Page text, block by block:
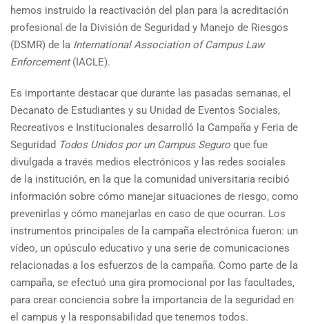
hemos instruido la reactivación del plan para la acreditación
profesional de la División de Seguridad y Manejo de Riesgos
(DSMR) de la International Association of Campus Law
Enforcement(IACLE).
Es importante destacar que durante las pasadas semanas, el
Decanato de Estudiantes y su Unidad de Eventos Sociales,
Recreativos e Institucionales desarrolló la Campaña y Feria de
Seguridad Todos Unidos por un Campus Seguro que fue
divulgada a través medios electrónicos y las redes sociales
de la institución, en la que la comunidad universitaria recibió
información sobre cómo manejar situaciones de riesgo, como
prevenirlas y cómo manejarlas en caso de que ocurran. Los
instrumentos principales de la campaña electrónica fueron: un
vídeo, un opúsculo educativo y una serie de comunicaciones
relacionadas a los esfuerzos de la campaña. Como parte de la
campaña, se efectuó una gira promocional por las facultades,
para crear conciencia sobre la importancia de la seguridad en
el campus y la responsabilidad que tenemos todos.